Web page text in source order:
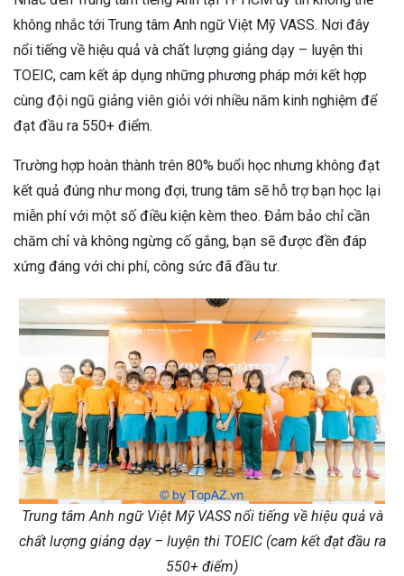
không nhắc tới Trung tâm Anh ngữ Việt Mỹ VASS. Nơi đây
nổi tiếng về hiệu quả và chất lượng giảng dạy – luyện thi
TOEIC, cam kết áp dụng những phương pháp mới kết hợp
cùng đội ngũ giảng viên giỏi với nhiều năm kinh nghiệm để
đạt đầu ra 550+ điểm.
Trường hợp hoàn thành trên 80% buổi học nhưng không đạt
kết quả đúng như mong đợi, trung tâm sẽ hỗ trợ bạn học lại
miễn phí với một số điều kiện kèm theo. Đảm bảo chỉ cần
chăm chỉ và không ngừng cố gắng, bạn sẽ được đền đáp
xứng đáng với chi phí, công sức đã đầu tư.
Trung tâm Anh ngữ Việt Mỹ VASS nổi tiếng về hiệu quả và
chất lượng giảng dạy – luyện thi TOEIC (cam kết đạt đầu ra
550+ điểm)